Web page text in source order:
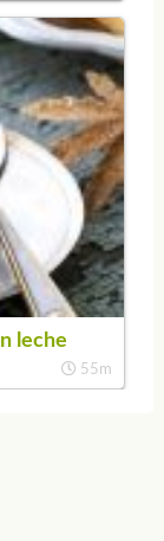
leche
55m